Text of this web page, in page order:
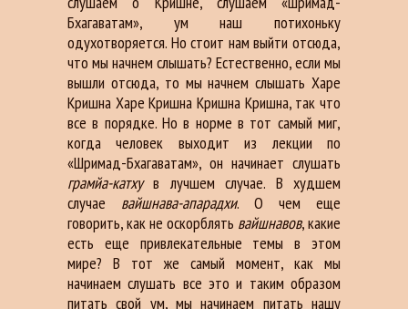
Бхагаватам», ум наш потихоньку
одухотворяется. Но стоит нам выйти отсюда,
что мы начнем слышать? Естественно, если мы
вышли отсюда, то мы начнем слышать Харе
Кришна Харе Кришна Кришна Кришна, так что
все в порядке. Но в норме в тот самый миг,
когда человек выходит из лекции по
«Шримад-Бхагаватам», он начинает слушать
грамйа-катхув лучшем случае. В худшем
случае вайшнава-апарадхи. О чем еще
говорить, как не оскорблять вайшнавов, какие
есть еще привлекательные темы в этом
мире? В тот же самый момент, как мы
начинаем слушать все это и таким образом
питать свой ум, мы начинаем питать нашу